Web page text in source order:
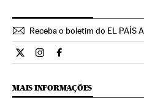
Receba o boletim do EL PAÍS
Ciencia El País Brasil en
Ciencia El País Brasil en
Ciencia El País
MAIS INFORMAÇÕES